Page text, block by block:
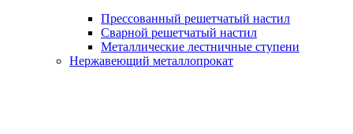
Прессованный решетчатый настил
Сварной решетчатый настил
Металлические лестничные ступени
Нержавеющий металлопрокат